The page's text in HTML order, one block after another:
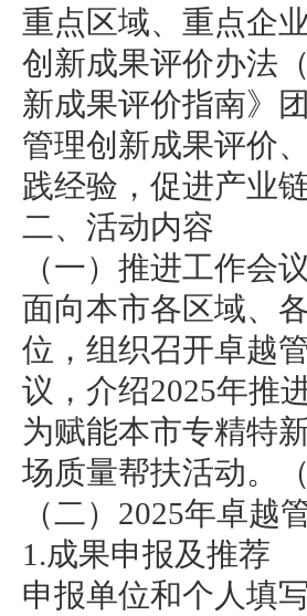
重点区域、重点企
创新成果评价办法
新成果评价指南》
管理创新成果评价
践经验，促进产业
二、活动内容
（一）推进工作会
面向本市各区域、
位，组织召开卓越
议，介绍2025年推
为赋能本市专精特
场质量帮扶活动。
（二）2025年卓越
1.成果申报及推荐
申报单位和个人填